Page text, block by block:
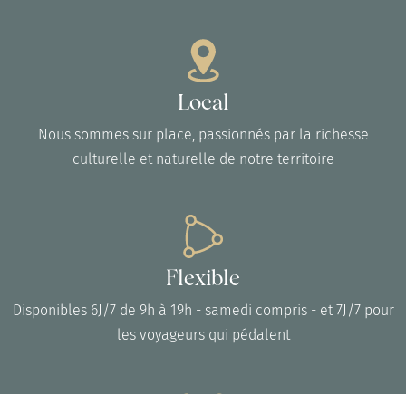
Local
Nous sommes sur place, passionnés par la richesse
culturelle et naturelle de notre territoire
Flexible
Disponibles 6J/7 de 9h à 19h - samedi compris - et 7J/7 pour
les voyageurs qui pédalent